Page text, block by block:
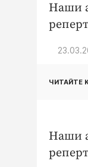
Наши
ЧИТАЙТЕ
Наши